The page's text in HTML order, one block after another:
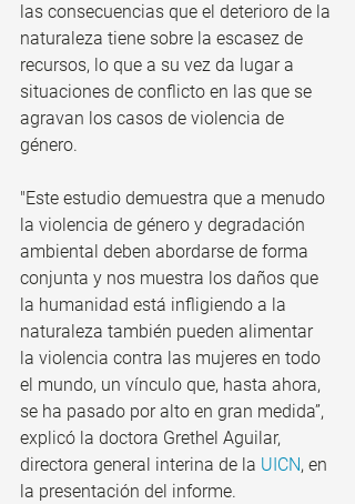
las consecuencias que el deterioro de la
naturaleza tiene sobre la escasez de
recursos, lo que a su vez da lugar a
situaciones de conflicto en las que se
agravan los casos de violencia de
género.
"Este estudio demuestra que a menudo
la violencia de género y degradación
ambiental deben abordarse de forma
conjunta y nos muestra los daños que
la humanidad está infligiendo a la
naturaleza también pueden alimentar
la violencia contra las mujeres en todo
el mundo, un vínculo que, hasta ahora,
se ha pasado por alto en gran medida”,
explicó la doctora Grethel Aguilar,
directora general interina de la UICN, en
la presentación del informe.